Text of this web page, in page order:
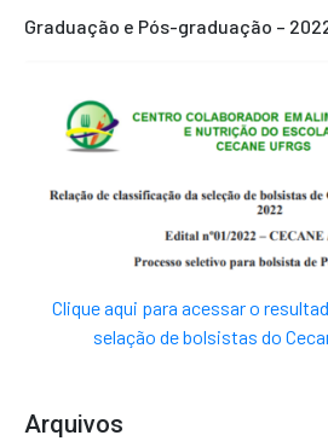
Graduação e Pós-graduação –
Clique aqui para acessar o
selação de bolsistas do
Arquivos